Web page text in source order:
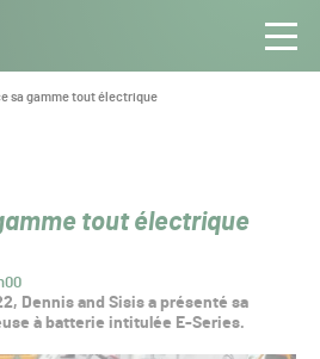
sa gamme tout électrique
tout électrique
Dennis and Sisis a présenté sa
à batterie intitulée E-Series.